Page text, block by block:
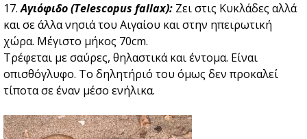
17.Αγιόφιδο (Telescopus fallax): Ζει στις Κυκλάδες αλλά
και σε άλλα νησιά του Αιγαίου και στην ηπειρωτική
χώρα. Μέγιστο μήκος 70cm.
Τρέφεται με σαύρες, θηλαστικά και έντομα. Είναι
οπισθόγλυφο. Το δηλητήριό του όμως δεν προκαλεί
τίποτα σε έναν μέσο ενήλικα.